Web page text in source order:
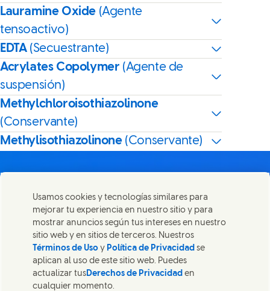
Lauramine Oxide (Agente
tensoactivo)
EDTA (Secuestrante)
Acrylates Copolymer (Agente de
suspensión)
Methylchloroisothiazolinone
(Conservante)
Methylisothiazolinone (Conservante)
Comparte esta página
Share this page on Facebook
Share this page on X
Share this page on
Share this page on
Contáctanos
Ponte en contacto con Unilever y nuestros equipos de
especialistas, o encuentra contactos por todo el mundo.
Usamos cookies y tecnologías similares para
mejorar tu experiencia en nuestro sitio y para
mostrar anuncios según tus intereses en nuestro
sitio web y en sitios de terceros. Nuestros
Términos de Uso y Política de Privacidadse
aplican al uso de este sitio web. Puedes
actualizar tusDerechos de Privacidad en
cualquier momento.